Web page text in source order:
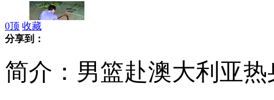
0顶 收藏
分享到：
简介：男篮赴澳大利亚